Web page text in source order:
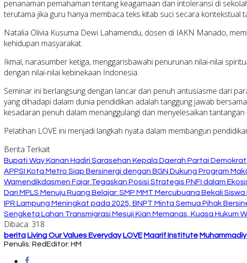
penanaman pemahaman tentang keagamaan dan intoleransi di
terutama jika guru hanya membaca teks kitab suci secara kontekstual
Natalia Olivia Kusuma Dewi Lahamendu, dosen di IAKN Manado,
kehidupan masyarakat.
Ikmal, narasumber ketiga, menggarisbawahi penurunan nilai-nilai
dengan nilai-nilai kebinekaan Indonesia.
Seminar ini berlangsung dengan lancar dan penuh antusiasme dari
yang dihadapi dalam dunia pendidikan adalah tanggung jawab
kesadaran penuh dalam menanggulangi dan menyelesaikan
Pelatihan LOVE ini menjadi langkah nyata dalam membangun
Berita Terkait
Bupati Way Kanan Hadiri Sarasehan Kepala Daerah Partai
APPSI Kota Metro Siap Bersinergi dengan BGN Dukung Program
Wamendikdasmen Fajar Tegaskan Posisi Strategis PNFI dalam
Dari MPLS Menuju Ruang Belajar: SMP MMT Mercubuana Bekali
IPR Lampung Meningkat pada 2025, BNPT Minta Semua Pihak
Sengketa Lahan Transmigrasi Mesuji Kian Memanas, Kuasa Hukum
Dibaca: 318
berita Living Our Values Everyday LOVE Maarif Institute
Penulis: RedEditor: HM